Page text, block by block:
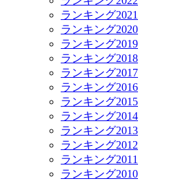
ランキング2021
ランキング2020
ランキング2019
ランキング2018
ランキング2017
ランキング2016
ランキング2015
ランキング2014
ランキング2013
ランキング2012
ランキング2011
ランキング2010